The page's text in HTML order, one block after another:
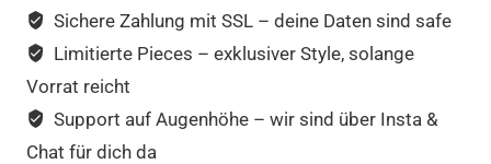
Sichere Zahlung mit SSL – deine Daten sind safe
Limitierte Pieces – exklusiver Style, solange
Vorrat reicht
Support auf Augenhöhe – wir sind über Insta &
Chat für dich da